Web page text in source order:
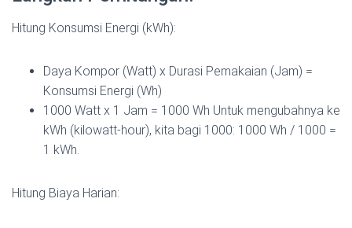
Hitung Konsumsi Energi (kWh):
Daya Kompor (Watt) x Durasi Pemakaian (Jam) =
Konsumsi Energi (Wh)
1000 Watt x 1 Jam = 1000 Wh Untuk mengubahnya ke
kWh (kilowatt-hour), kita bagi 1000: 1000 Wh / 1000 =
1 kWh.
Hitung Biaya Harian: